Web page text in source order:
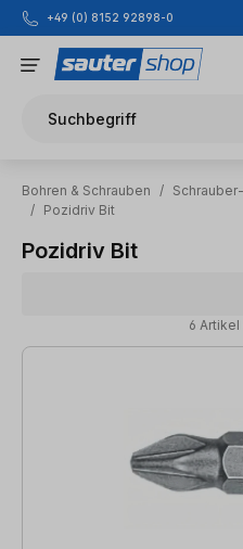
Zum Hauptinhalt springen
+49 (0) 8152 92898-0
Suchbegriff
Bohren & Schrauben /
/ Pozidriv Bit
Pozidriv Bit
6
6 Artikel gefunden